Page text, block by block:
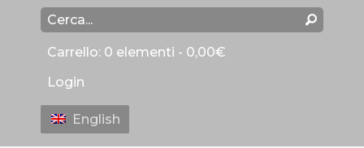
Carrello: 0 elementi - 0,00€
Login
English